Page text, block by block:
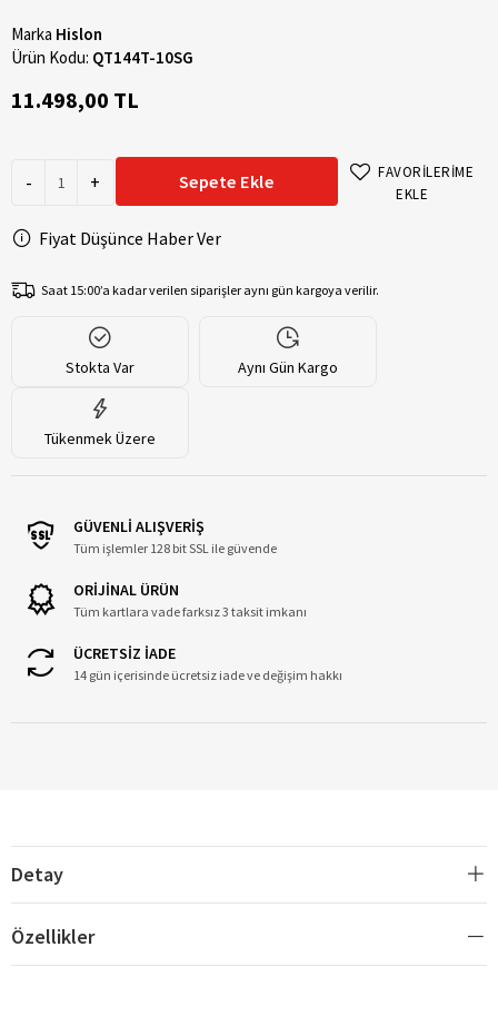
Marka Hislon
Ürün Kodu: QT144T-10SG
11.498,00 TL
- + Sepete Ekle
FAVORİLERİME
EKLE
Fiyat Düşünce Haber Ver
Saat 15:00’a kadar verilen siparişler aynı gün kargoya verilir.
Stokta Var Aynı Gün Kargo
Tükenmek Üzere
GÜVENLİ ALIŞVERİŞ
Tüm işlemler 128 bit SSL ile güvende
ORİJİNAL ÜRÜN
Tüm kartlara vade farksız 3 taksit imkanı
ÜCRETSİZ İADE
14 gün içerisinde ücretsiz iade ve değişim hakkı
Detay
Özellikler